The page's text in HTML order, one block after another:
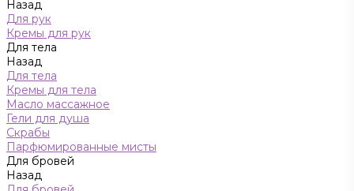
Назад
Для рук
Кремы для рук
Для тела
Назад
Для тела
Кремы для тела
Масло массажное
Гели для душа
Скрабы
Парфюмированные мисты
Для бровей
Назад